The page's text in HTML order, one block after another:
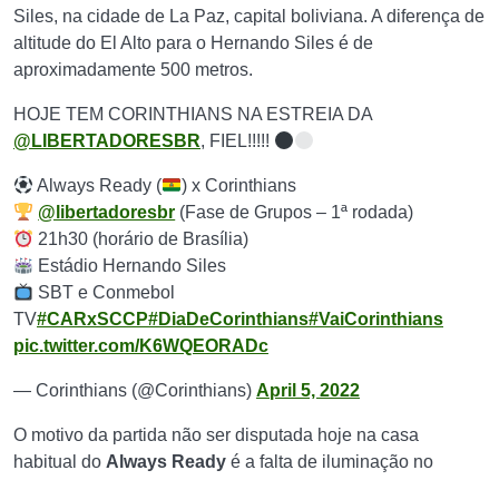
Siles, na cidade de La Paz, capital boliviana. A diferença de
altitude do El Alto para o Hernando Siles é de
aproximadamente 500 metros.
HOJE TEM CORINTHIANS NA ESTREIA DA
@LIBERTADORESBR, FIEL!!!!!
Always Ready (
) x Corinthians
@libertadoresbr (Fase de Grupos – 1ª rodada)
21h30 (horário de Brasília)
Estádio Hernando Siles
SBT e Conmebol
TV#CARxSCCP#DiaDeCorinthians#VaiCorinthians
pic.twitter.com/K6WQEORADc
— Corinthians (@Corinthians) April 5, 2022
O motivo da partida não ser disputada hoje na casa
habitual do Always Ready é a falta de iluminação no